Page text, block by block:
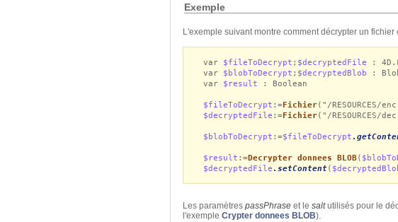
Exemple
L'exemple suivant montre comment décrypter un
var$fileToDecrypt ; $decryptedFile
:
var$blobToDecrypt ; $decryptedBlob
:
var$result : Boolean
$fileToDecrypt :=Fichier("/RESOURCES/
$decryptedFile :=Fichier("/RESOURCES/
$blobToDecrypt :=$fileToDecrypt
$result :=Decrypter donnees BLOB(
$decryptedFile .setContent(
Les paramètres passPhrase et le saltutilisés pour le
l'exemple Crypter donnees BLOB).